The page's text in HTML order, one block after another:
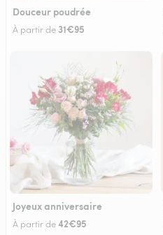
Douceur poudrée
À partir de 31€95
Joyeux anniversaire
À partir de42€95